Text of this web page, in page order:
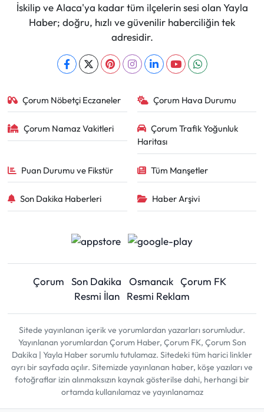
İskilip ve Alaca'ya kadar tüm ilçelerin sesi olan Yayla
Haber; doğru, hızlı ve güvenilir haberciliğin tek
adresidir.
Çorum Nöbetçi Eczaneler Çorum Hava Durumu
Çorum Namaz Vakitleri
Çorum Trafik Yoğunluk
Haritası
Puan Durumu ve Fikstür Tüm Manşetler
Son Dakika Haberleri Haber Arşivi
Çorum Son Dakika Osmancık Çorum FK
Resmi İlan
Resmi Reklam
Sitede yayınlanan içerik ve yorumlardan yazarları sorumludur.
Yayınlanan yorumlardan Çorum Haber, Çorum FK, Çorum Son
Dakika | Yayla Haber sorumlu tutulamaz. Sitedeki tüm harici linkler
ayrı bir sayfada açılır. Sitemizde yayınlanan haber, köşe yazıları ve
fotoğraflar izin alınmaksızın kaynak gösterilse dahi, herhangi bir
ortamda kullanılamaz ve yayınlanamaz